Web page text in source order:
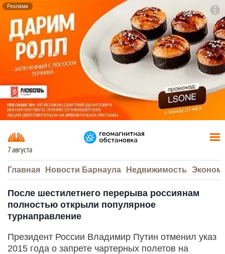
Реклама
7 августа
Главная Новости Барнаула Недвижимость
После шестилетнего перерыва россиянам
полностью открыли популярное
турнаправление
Президент России Владимир Путин отменил указ
2015 года о запрете чартерных полетов на